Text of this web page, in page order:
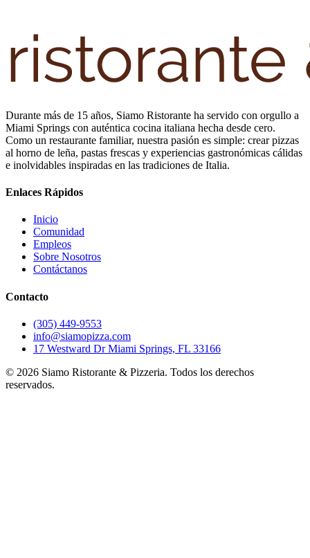
Durante más de 15 años, Siamo Ristorante ha servido con orgullo a
Miami Springs con auténtica cocina italiana hecha desde cero.
Como un restaurante familiar, nuestra pasión es simple: crear pizzas
al horno de leña, pastas frescas y experiencias gastronómicas cálidas
e inolvidables inspiradas en las tradiciones de Italia.
Enlaces Rápidos
Inicio
Comunidad
Empleos
Sobre Nosotros
Contáctanos
Contacto
(305) 449-9553
info@siamopizza.com
17 Westward Dr Miami Springs, FL 33166
© 2026 Siamo Ristorante & Pizzeria. Todos los derechos
reservados.